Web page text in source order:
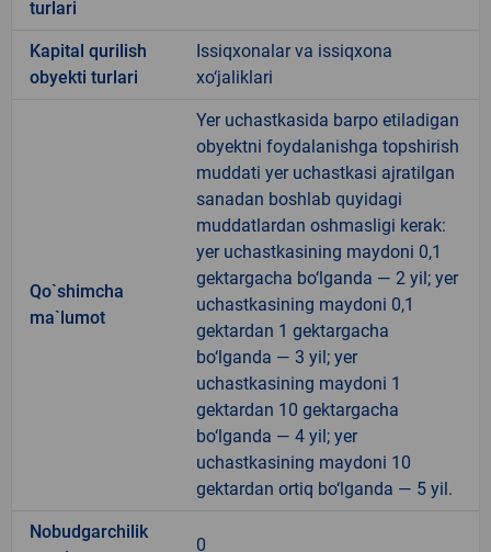
turlari
Kapital qurilish
obyekti turlari
Issiqxonalar va issiqxona
xo‘jaliklari
Qo`shimcha
ma`lumot
Yer uchastkasida barpo etiladigan
obyektni foydalanishga topshirish
muddati yer uchastkasi ajratilgan
sanadan boshlab quyidagi
muddatlardan oshmasligi kerak:
yer uchastkasining maydoni 0,1
gektargacha bo‘lganda — 2 yil; yer
uchastkasining maydoni 0,1
gektardan 1 gektargacha
bo‘lganda — 3 yil; yer
uchastkasining maydoni 1
gektardan 10 gektargacha
bo‘lganda — 4 yil; yer
uchastkasining maydoni 10
gektardan ortiq bo‘lganda — 5 yil.
Nobudgarchilik
0